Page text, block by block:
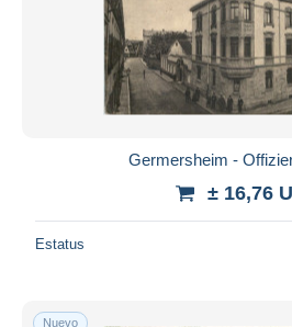
Germersheim -
± 16,76
Estatus
Nuevo